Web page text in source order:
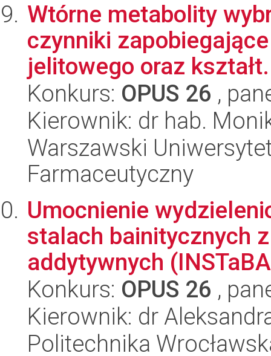
Wtórne metabolity
czynniki
jelitowego oraz
Konkurs: OPUS 26 ,
Kierownik: dr hab.
Warszawski
Farmaceutyczny
Umocnienie
stalach bainitycznych
addytywnych
Konkurs: OPUS 26 ,
Kierownik: dr
Politechnika